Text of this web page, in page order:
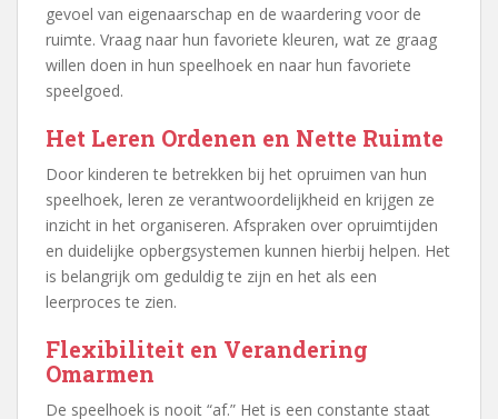
gevoel van eigenaarschap en de waardering voor de
ruimte. Vraag naar hun favoriete kleuren, wat ze graag
willen doen in hun speelhoek en naar hun favoriete
speelgoed.
Het Leren Ordenen en Nette Ruimte
Door kinderen te betrekken bij het opruimen van hun
speelhoek, leren ze verantwoordelijkheid en krijgen ze
inzicht in het organiseren. Afspraken over opruimtijden
en duidelijke opbergsystemen kunnen hierbij helpen. Het
is belangrijk om geduldig te zijn en het als een
leerproces te zien.
Flexibiliteit en Verandering
Omarmen
De speelhoek is nooit “af.” Het is een constante staat